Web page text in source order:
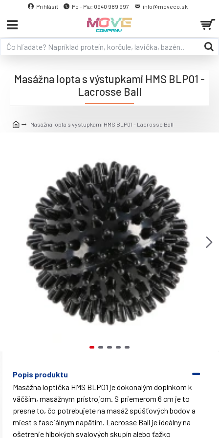
Prihlásiť Po - Pia: 0940 989 997 info@moveco.sk
Masážna lopta s výstupkami HMS BLP01 - Lacrosse Ball
Masážna lopta s výstupkami HMS BLP01 -
Lacrosse Ball
Popis produktu
Masážna loptička HMS BLP01 je dokonalým doplnkom k
väčším, masážnym prístrojom. S priemerom 6 cm je to
presne to, čo potrebujete na masáž spúšťových bodov a
miest s fasciálnym napätím. Lacrosse Ball je ideálny na
ošetrenie hlbokých svalových skupín alebo ťažko